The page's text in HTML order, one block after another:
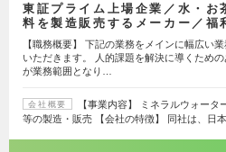
東証プライム上場企業／水・お
料を製造販売するメーカー／
【職務概要】 下記の業務をメインに幅広い
いただきます。 人的課題を解決に導くため
が業務範囲となり…
会社概要
【事業内容】 ミネラルウォー
等の製造・販売 【会社の特徴】 同社は、日